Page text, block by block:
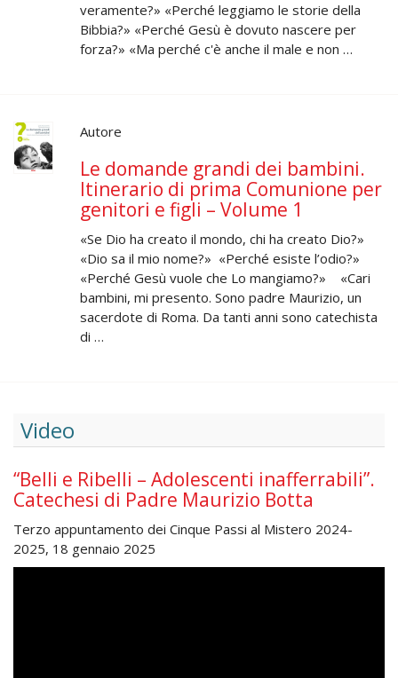
veramente?» «Perché leggiamo le storie della
Bibbia?» «Perché Gesù è dovuto nascere per
forza?» «Ma perché c'è anche il male e non …
Autore
Le domande grandi dei bambini.
Itinerario di prima Comunione per
genitori e figli – Volume 1
«Se Dio ha creato il mondo, chi ha creato Dio?»
«Dio sa il mio nome?» «Perché esiste l’odio?»
«Perché Gesù vuole che Lo mangiamo?» «Cari
bambini, mi presento. Sono padre Maurizio, un
sacerdote di Roma. Da tanti anni sono catechista
di …
Video
“Belli e Ribelli – Adolescenti inafferrabili”.
Catechesi di Padre Maurizio Botta
Terzo appuntamento dei Cinque Passi al Mistero 2024-
2025, 18 gennaio 2025